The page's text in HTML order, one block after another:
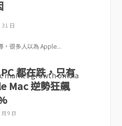
31 日
，很多人以為 Apple...
都在跌，只有
Mac 逆勢狂飆
9 日